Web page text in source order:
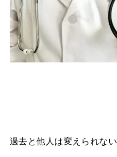
過去と他人は変えられない